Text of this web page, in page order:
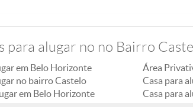
para alugar no no Bairro
em Belo Horizonte
no bairro Castelo
em Belo Horizonte
Área
Casa para
Casa para